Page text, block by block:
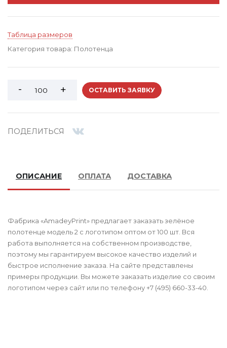
Таблица размеров
Категория товара: Полотенца
ОСТАВИТЬ ЗАЯВКУ
ПОДЕЛИТЬСЯ
ОПИСАНИЕ ОПЛАТА ДОСТАВКА
Фабрика «AmadeyPrint» предлагает заказать зелёное
полотенце модель 2 с логотипом оптом от 100 шт. Вся
работа выполняется на собственном производстве,
поэтому мы гарантируем высокое качество изделий и
быстрое исполнение заказа. На сайте представлены
примеры продукции. Вы можете заказать изделие со своим
логотипом через сайт или по телефону +7 (495) 660-33-40.